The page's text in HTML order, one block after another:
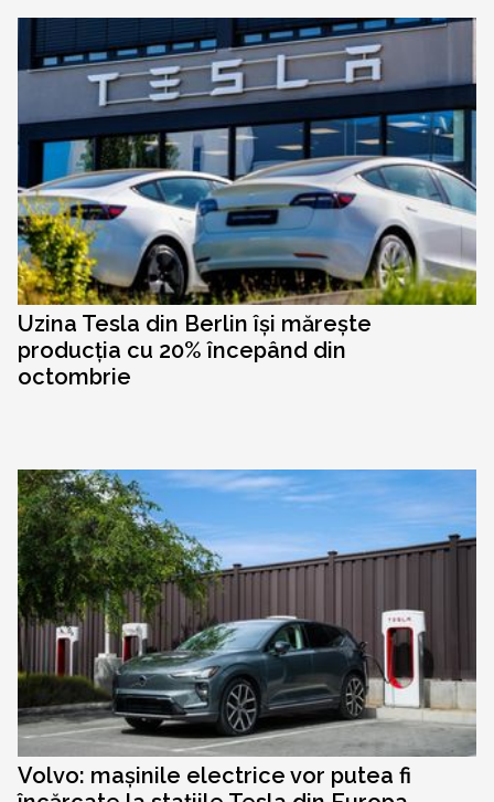
Uzina Tesla din Berlin își mărește
producția cu 20% începând din
octombrie
Volvo: mașinile electrice vor putea fi